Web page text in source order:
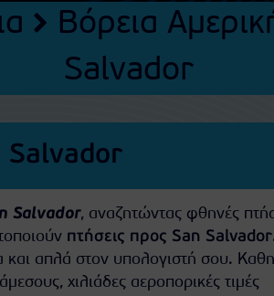
Βόρεια
Salvador
Salvador
Salvador, αναζητώντας φθηνές
πτήσεις προς San Salvador
απλά στον υπολογιστή σου.
χιλιάδες αεροπορικές τιμές